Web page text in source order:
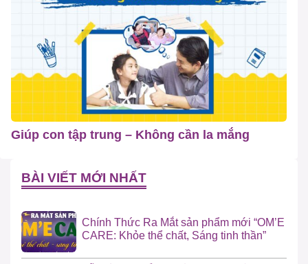
Giúp con tập trung – Không cần la mắng
BÀI VIẾT MỚI NHẤT
Chính Thức Ra Mắt sản phẩm mới “OM’E
CARE: Khỏe thể chất, Sáng tinh thần”